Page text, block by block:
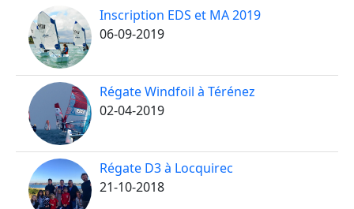
Inscription EDS et MA 2019
06-09-2019
Régate Windfoil à Térénez
02-04-2019
Régate D3 à Locquirec
21-10-2018